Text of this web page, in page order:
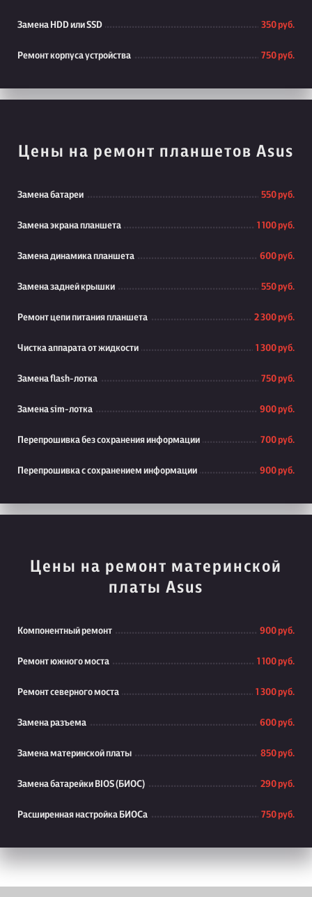
Замена HDD или SSD 350 руб.
Ремонт корпуса устройства 750 руб.
Цены на ремонт планшетов Asus
Замена батареи 550 руб.
Замена экрана планшета 1 100 руб.
Замена динамика планшета 600 руб.
Замена задней крышки 550 руб.
Ремонт цепи питания планшета 2 300 руб.
Чистка аппарата от жидкости 1 300 руб.
Замена flash-лотка 750 руб.
Замена sim-лотка 900 руб.
Перепрошивка без сохранения информации 700 руб.
Перепрошивка с сохранением информации 900 руб.
Цены на ремонт материнской
платы Asus
Компонентный ремонт 900 руб.
Ремонт южного моста 1 100 руб.
Ремонт северного моста 1 300 руб.
Замена разъема 600 руб.
Замена материнской платы 850 руб.
Замена батарейки BIOS (БИОС) 290 руб.
Расширенная настройка БИОСа 750 руб.